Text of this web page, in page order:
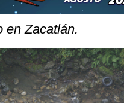
en Zacatlán.